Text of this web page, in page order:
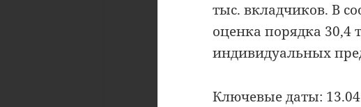
тыс. вкладчиков. В
оценка порядка 30,4
индивидуальных
Ключевые даты: